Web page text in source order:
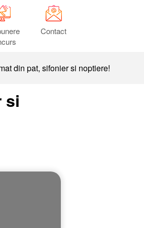
Contact
din pat, sifonier si noptiere!
si